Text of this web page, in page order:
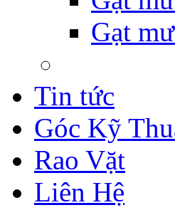
Gạt
Tin tức
Góc Kỹ
Rao Vặt
Liên Hệ